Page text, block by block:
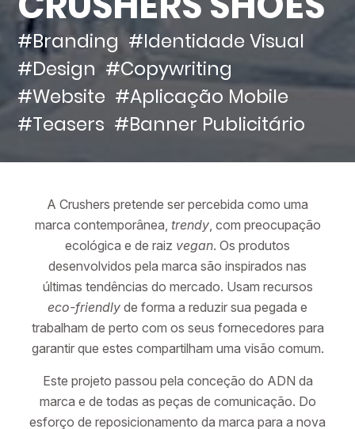
#Branding#Identidade Visual
#Design #Copywriting
#Website #Aplicação Mobile
#Teasers #Banner Publicitário
A Crushers pretende ser percebida como uma
marca contemporânea, trendy, com preocupação
ecológica e de raiz vegan. Os produtos
desenvolvidos pela marca são inspirados nas
últimas tendências do mercado. Usam recursos
eco-friendly de forma a reduzir sua pegada e
trabalham de perto com os seus fornecedores para
garantir que estes compartilham uma visão comum.
Este projeto passou pela conceção do ADN da
marca e de todas as peças de comunicação. Do
esforço de reposicionamento da marca para a nova